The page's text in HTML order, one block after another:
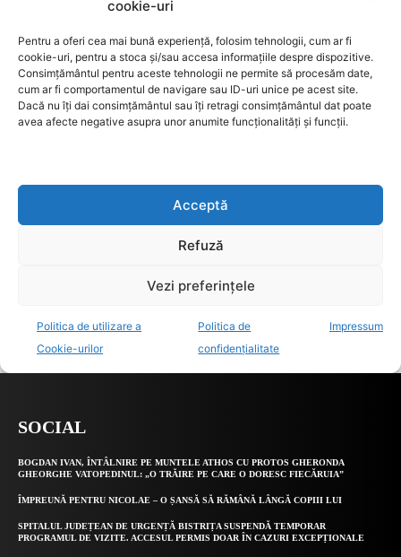
SOCIAL
BOGDAN IVAN, ÎNTÂLNIRE PE MUNTELE ATHOS CU PROTOS GHERONDA
GHEORGHE VATOPEDINUL: „O TRĂIRE PE CARE O DORESC FIECĂRUIA”
ÎMPREUNĂ PENTRU NICOLAE – O ȘANSĂ SĂ RĂMÂNĂ LÂNGĂ COPIII LUI
SPITALUL JUDEȚEAN DE URGENȚĂ BISTRIȚA SUSPENDĂ TEMPORAR
PROGRAMUL DE VIZITE. ACCESUL PERMIS DOAR ÎN CAZURI EXCEPȚIONALE